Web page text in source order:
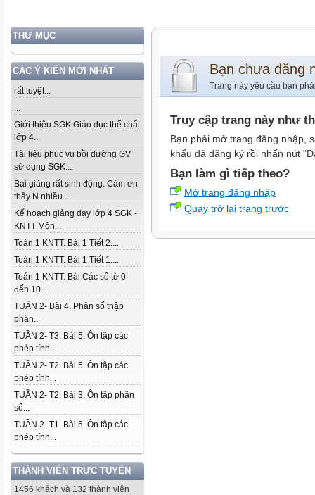
THƯ MỤC
CÁC Ý KIẾN MỚI NHẤT
rất tuyệt...
...
Giới thiệu SGK Giáo dục thể chất
lớp 4...
Tài liệu phục vụ bồi dưỡng GV
sử dụng SGK...
Bài giảng rất sinh động. Cảm ơn
thầy N nhiều...
Kế hoạch giảng dạy lớp 4 SGK -
KNTT Môn...
Toán 1 KNTT. Bài 1 Tiết 2....
Toán 1 KNTT. Bài 1 Tiết 1....
Toán 1 KNTT. Bài Các số từ 0
đến 10...
TUẦN 2- Bài 4. Phân số thập
phân...
TUẦN 2- T3. Bài 5. Ôn tập các
phép tính...
TUẦN 2- T2. Bài 5. Ôn tập các
phép tính...
TUẦN 2- T2. Bài 3. Ôn tập phân
số...
TUẦN 2- T1. Bài 5. Ôn tập các
phép tính...
THÀNH VIÊN TRỰC TUYẾN
1456 khách và 132 thành viên
Bạn chưa đăng
Trang này yêu cầu bạn
Truy cập trang này như
Bạn phải mở trang đăng nhập,
khẩu đã đăng ký rồi nhấn nút
Bạn làm gì tiếp theo?
Mở trang đăng nhập
Quay trở lại trang trước